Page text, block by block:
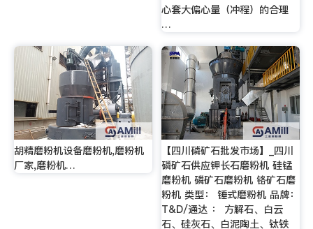
心套大偏心量（冲程）的合理
…
胡精磨粉机设备磨粉机,磨粉机
厂家,磨粉机…
【四川磷矿石批发市场】_四川
磷矿石供应钾长石磨粉机 硅锰
磨粉机 磷矿石磨粉机 铬矿石磨
粉机 类型： 锤式磨粉机 品牌：
T&D/通达 ： 方解石、白云
石、硅灰石、白泥陶土、钛铁